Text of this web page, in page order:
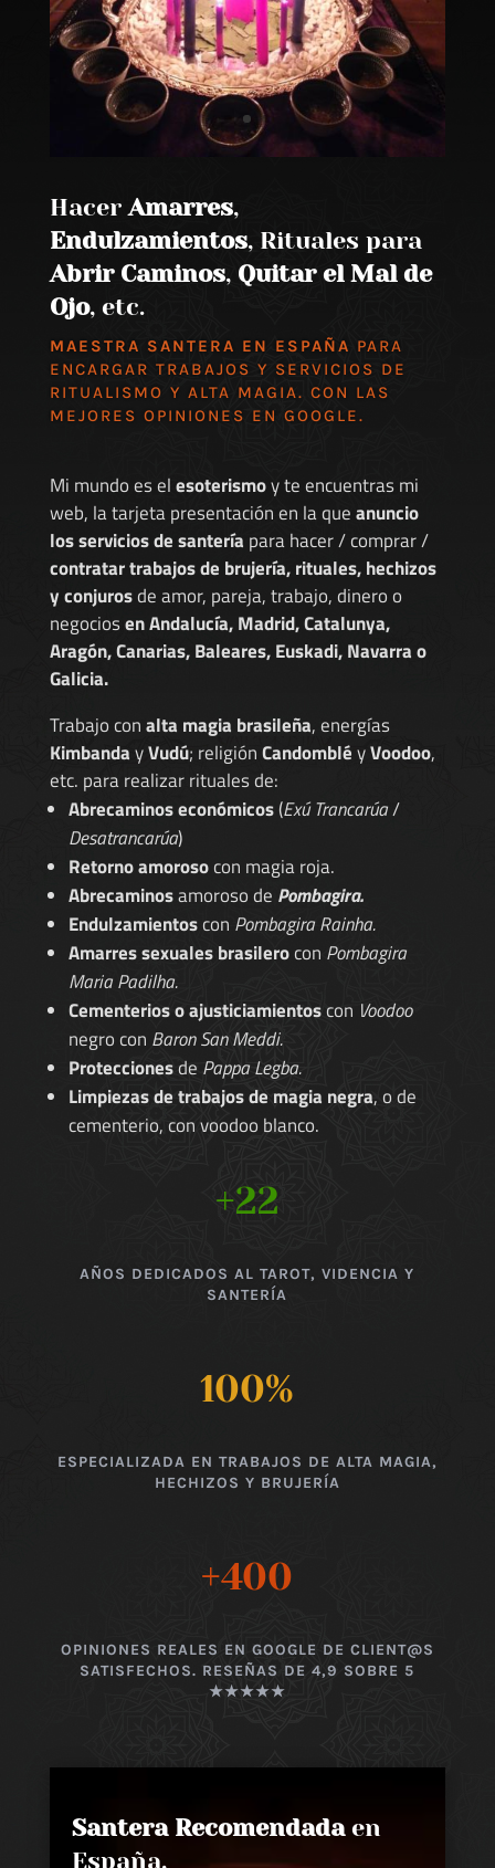
Hacer Amarres,
Endulzamientos, Rituales para
Abrir Caminos, Quitar el Mal de
Ojo, etc.
MAESTRA SANTERA EN ESPAÑA PARA
ENCARGAR TRABAJOS Y SERVICIOS DE
RITUALISMO Y ALTA MAGIA. CON LAS
MEJORES OPINIONES EN GOOGLE.
Mi mundo es elesoterismoy te encuentras mi
web, la tarjeta presentación en la queanuncio
los servicios de santería para hacer / comprar /
contratar trabajos de brujería, rituales, hechizos
y conjurosde amor, pareja, trabajo, dinero o
negociosen Andalucía, Madrid, Catalunya,
Aragón, Canarias, Baleares, Euskadi, Navarra o
Galicia.
Trabajo conalta magia brasileña, energías
KimbandayVudú; religiónCandombléyVoodoo,
etc. para realizar rituales de:
Abrecaminos económicos(Exú Trancarúa/
Desatrancarúa)
Retorno amorosocon magia roja.
Abrecaminosamoroso de Pombagira.
Endulzamientoscon Pombagira Rainha.
Amarres sexuales brasilerocon Pombagira
Maria Padilha.
Cementerios o ajusticiamientoscon Voodoo
negro con Baron San Meddi.
Proteccionesde Pappa Legba.
Limpiezas de trabajos de magia negra, o de
cementerio, con voodoo blanco.
+22
AÑOS DEDICADOS AL TAROT, VIDENCIA Y
SANTERÍA
100%
ESPECIALIZADA EN TRABAJOS DE ALTA MAGIA,
HECHIZOS Y BRUJERÍA
+400
OPINIONES REALES EN GOOGLE DE CLIENT@S
SATISFECHOS. RESEÑAS DE 4,9 SOBRE 5
★★★★★
Santera Recomendadaen
España,